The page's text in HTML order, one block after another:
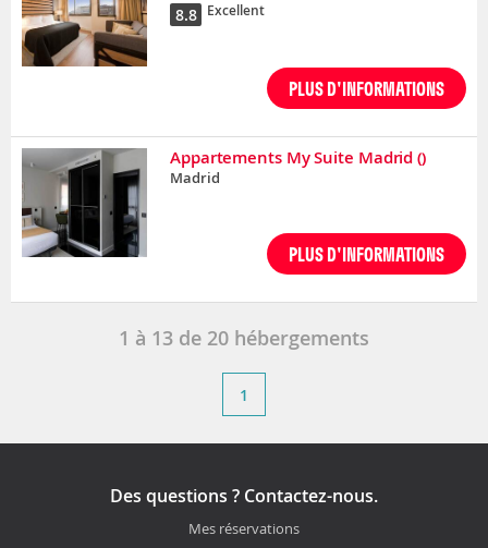
8.8 Excellent
PLUS D'INFORMATIONS
Appartements My Suite Madrid ()
Madrid
PLUS D'INFORMATIONS
1 à 13 de 20 hébergements
1
Des questions ? Contactez-nous.
Mes réservations